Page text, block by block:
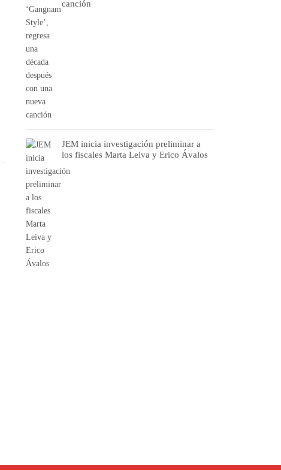
canción
JEM inicia investigación preliminar a
los fiscales Marta Leiva y Erico Ávalos